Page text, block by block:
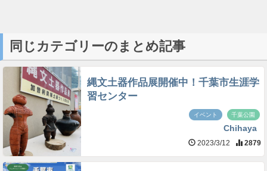
同じカテゴリーのまとめ記事
縄文土器作品展開催中！千葉市生涯学
習センター
イベント 千葉公園
Chihaya
2023/3/12 2879